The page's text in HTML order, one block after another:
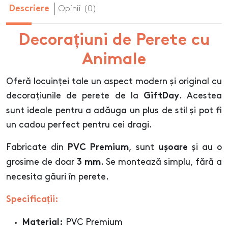
Descriere Opinii (0)
Decorațiuni de Perete cu
Animale
Oferă locuinței tale un aspect modern și original cu
decorațiunile de perete de la GiftDay. Acestea
sunt ideale pentru a adăuga un plus de stil și pot fi
un cadou perfect pentru cei dragi.
Fabricate din PVC Premium, sunt ușoare și au o
grosime de doar 3 mm. Se montează simplu, fără a
necesita găuri în perete.
Specificații:
Material:
PVC Premium